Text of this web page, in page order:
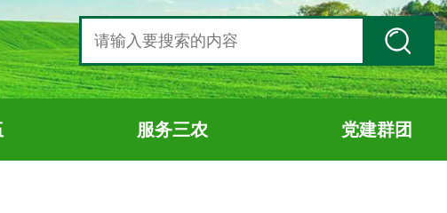
服务三农 党建群团